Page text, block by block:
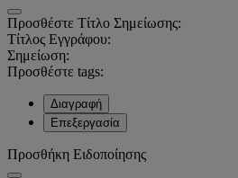
Προσθέστε Τίτλο Σημείωσης:
Τίτλος Εγγράφου:
Σημείωση:
Προσθέστε tags:
Διαγραφή
Επεξεργασία
Προσθήκη Ειδοποίησης